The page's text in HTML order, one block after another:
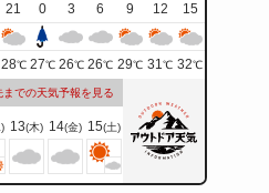
21 0 3 6 9 12
15
28℃ 27℃ 26℃ 26℃ 29℃ 31℃ 32℃
までの天気予報を見る
13(木) 14(金) 15(土)